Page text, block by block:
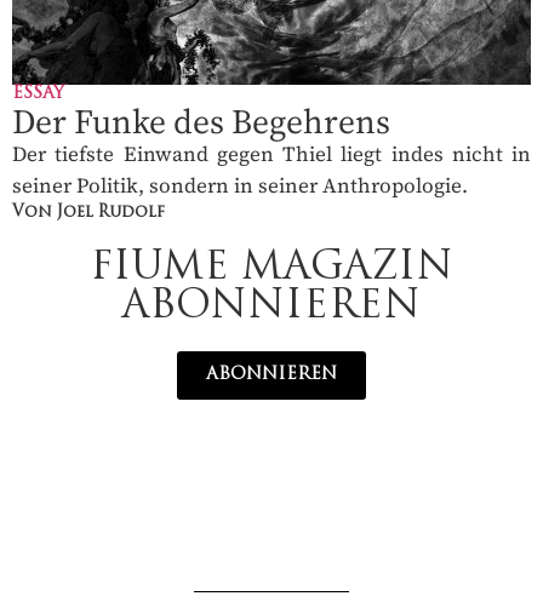
ESSAY
Der Funke des Begehrens
Der tiefste Einwand gegen Thiel liegt indes nicht in
seiner Politik, sondern in seiner Anthropologie.
Von Joel Rudolf
FIUME MAGAZIN
ABONNIEREN
ABONNIEREN